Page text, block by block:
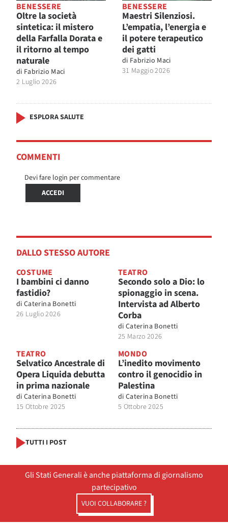
BENESSERE
Oltre la società
sintetica: il mistero
della Farfalla Dorata e
il ritorno al tempo
naturale
di Fabrizio Maci
2 Luglio 2026
BENESSERE
Maestri Silenziosi.
L’empatia, l’energia e
il potere terapeutico
dei gatti
di Fabrizio Maci
31 Maggio 2026
ESPLORA SALUTE
COMMENTI
Devi fare login per commentare
ACCEDI
DALLO STESSO AUTORE
COSTUME
I bambini ci danno
fastidio?
di Caterina Bonetti
26 Luglio 2026
TEATRO
Secondo solo a Dio: lo
spionaggio in scena.
Intervista ad Alberto
Corba
di Caterina Bonetti
25 Marzo 2026
TEATRO
Selvatico Ancestrale di
Opera Liquida debutta
in prima nazionale
di Caterina Bonetti
15 Ottobre 2025
MONDO
L’inedito movimento
contro il genocidio in
Palestina
di Caterina Bonetti
5 Ottobre 2025
TUTTI I POST
Gli Stati Generali è anche piattaforma di giornalismo
partecipativo
VUOI COLLABORARE ?